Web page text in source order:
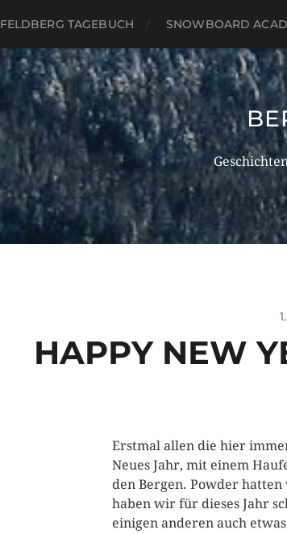
FELDBERG TAGEBUCH SNOWBOARD
HAPPY NEW
Erstmal allen die hier
Neues Jahr, mit einem
den Bergen. Powder
haben wir für dieses Jahr
einigen anderen auch